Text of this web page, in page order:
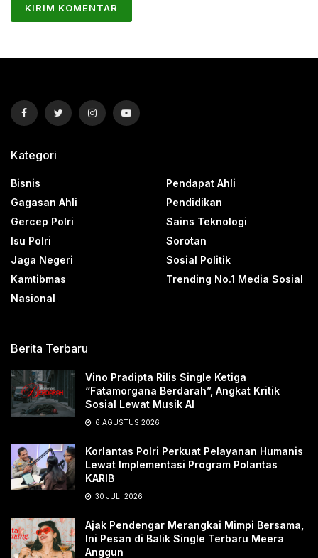
Kategori
Bisnis
Gagasan Ahli
Gercep Polri
Isu Polri
Jaga Negeri
Kamtibmas
Nasional
Pendapat Ahli
Pendidikan
Sains Teknologi
Sorotan
Sosial Politik
Trending No.1 Media Sosial
Berita Terbaru
Vino Pradipta Rilis Single Ketiga
“Fatamorgana Berdarah”, Angkat Kritik
Sosial Lewat Musik AI
6 AGUSTUS 2026
Korlantas Polri Perkuat Pelayanan Humanis
Lewat Implementasi Program Polantas
KARIB
30 JULI 2026
Ajak Pendengar Merangkai Mimpi Bersama,
Ini Pesan di Balik Single Terbaru Meera
Anggun